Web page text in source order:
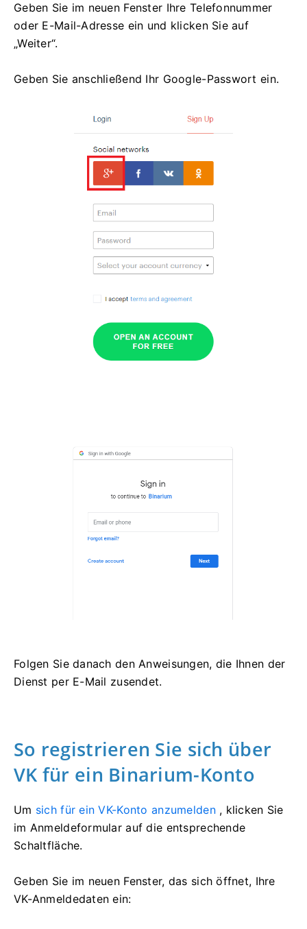
Geben Sie im neuen Fenster Ihre Telefonnummer
oder E-Mail-Adresse ein und klicken Sie auf
„Weiter“.
Geben Sie anschließend Ihr Google-Passwort ein.
Folgen Sie danach den Anweisungen, die Ihnen der
Dienst per E-Mail zusendet.
So registrieren Sie sich über
VK für ein Binarium-Konto
Um sich für ein VK-Konto anzumelden, klicken Sie
im Anmeldeformular auf die entsprechende
Schaltfläche.
Geben Sie im neuen Fenster, das sich öffnet, Ihre
VK-Anmeldedaten ein: